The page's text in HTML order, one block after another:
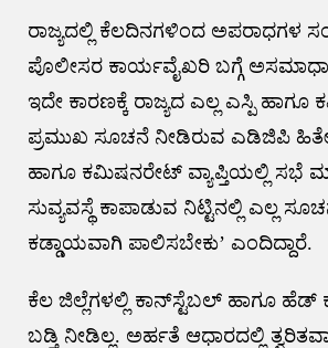
ರಾಜ್ಯದಲ್ಲಿ ಕೆಲದಿನಗಳಿಂದ ಅಪರಾಧಗಳ
ಪೊಲೀಸರ ಕಾರ್ಯವೈಖರಿ ಬಗ್ಗೆ
ಇದೇ ಕಾರಣಕ್ಕೆ ರಾಜ್ಯದ ಎಲ್ಲ ಎಸ್ಪಿ
ಪ್ರಮುಖ ಸೂಚನೆ ನೀಡಿರುವ ಎಡಿಜಿಪಿ
ಹಾಗೂ ಕಮಿಷನರೇಟ್‌ ವ್ಯಾಪ್ತಿಯಲ್ಲಿ ಸಭೆ
ಸುವ್ಯವಸ್ಥೆ ಕಾಪಾಡುವ ನಿಟ್ಟಿನಲ್ಲಿ ಎಲ್ಲ
ಕಡ್ಡಾಯವಾಗಿ ಪಾಲಿಸಬೇಕು’ ಎಂದಿದ್ದಾರೆ.
ಕೆಲ ಜಿಲ್ಲೆಗಳಲ್ಲಿ ಕಾನ್‌ಸ್ಟೆಬಲ್ ಹಾಗೂ ಹೆಡ್‌
ಬಡ್ತಿ ನೀಡಿಲ್ಲ. ಅರ್ಹತೆ ಆಧಾರದಲ್ಲಿ